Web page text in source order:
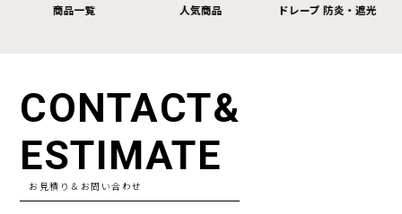
商品一覧 人気商品 ドレープ 防炎・遮光
CONTACT&
ESTIMATE
お見積り＆お問い合わせ